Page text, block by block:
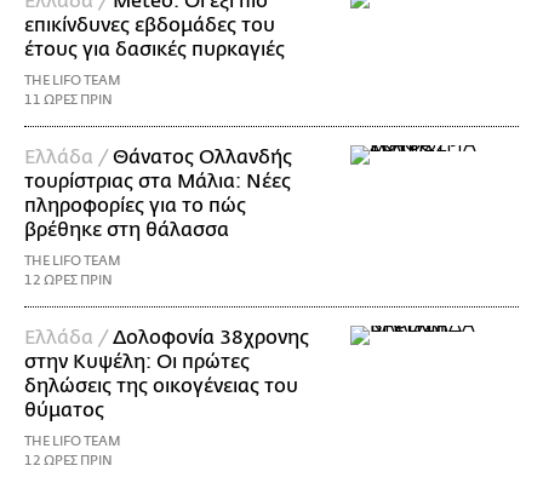
επικίνδυνες εβδομάδες του
έτους για δασικές πυρκαγιές
THE LIFO TEAM
11 ΩΡΕΣ ΠΡΙΝ
Ελλάδα /Θάνατος Ολλανδής
τουρίστριας στα Μάλια: Νέες
πληροφορίες για το πώς
βρέθηκε στη θάλασσα
THE LIFO TEAM
12 ΩΡΕΣ ΠΡΙΝ
Ελλάδα /Δολοφονία 38χρονης
στην Κυψέλη: Οι πρώτες
δηλώσεις της οικογένειας του
θύματος
THE LIFO TEAM
12 ΩΡΕΣ ΠΡΙΝ